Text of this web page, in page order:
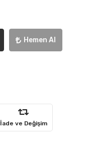
Hemen Al
İade ve Değişim